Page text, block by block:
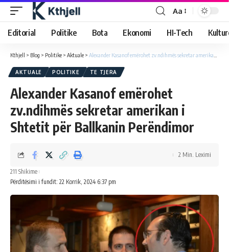
Aa
Editorial Politike Bota Ekonomi HI-Tech
Kthjell > Blog > Politike > Aktuale > Alexander Kasanof emërohet zv.ndihmës sekretar amerikan i Shtetit për Ballkanin Perëndimor
AKTUALE POLITIKE TE TJERA
Alexander Kasanof emërohet
zv.ndihmës sekretar amerikan i
Shtetit për Ballkanin Perëndimor
Përditësimi i fundit: 22 Korrik, 2024 6:37 pm
211 Shikime
2 Min. Leximi